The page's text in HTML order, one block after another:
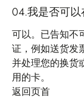
04.我是否可以
可以。已告知不
证，例如送货发
并处理您的换货
用的卡。
返回页首